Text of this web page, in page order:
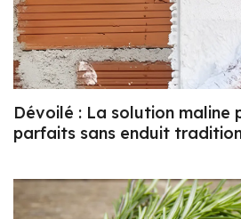
Dévoilé : La solution maline
parfaits sans enduit